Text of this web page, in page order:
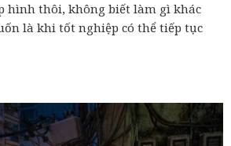
hình thôi, không biết làm gì khác
là khi tốt nghiệp có thể tiếp tục